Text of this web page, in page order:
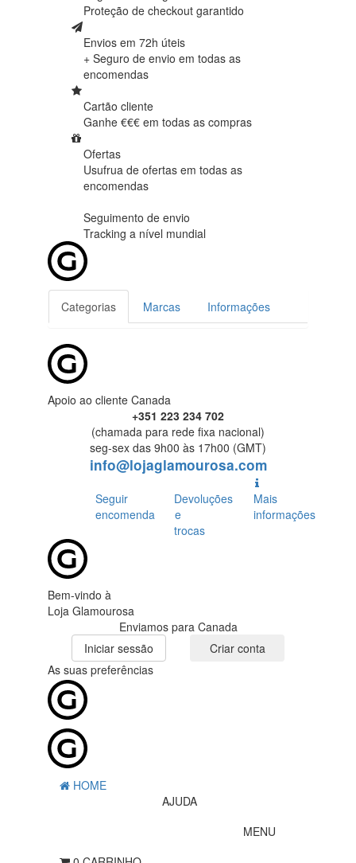
Proteção de checkout garantido
Envios em 72h úteis
+ Seguro de envio em todas as
encomendas
Cartão cliente
Ganhe €€€ em todas as compras
Ofertas
Usufrua de ofertas em todas as
encomendas
Seguimento de envio
Tracking a nível mundial
Categorias Marcas Informações
Apoio ao cliente Canada
+351 223 234 702
(chamada para rede fixa nacional)
seg-sex das 9h00 às 17h00 (GMT)
info@lojaglamourosa.com
Seguir
encomenda
Devoluções
e
trocas
Mais
informações
Bem-vindo à
Loja Glamourosa
Enviamos para Canada
Iniciar sessão
Criar conta
As suas preferências
HOME
AJUDA
MENU